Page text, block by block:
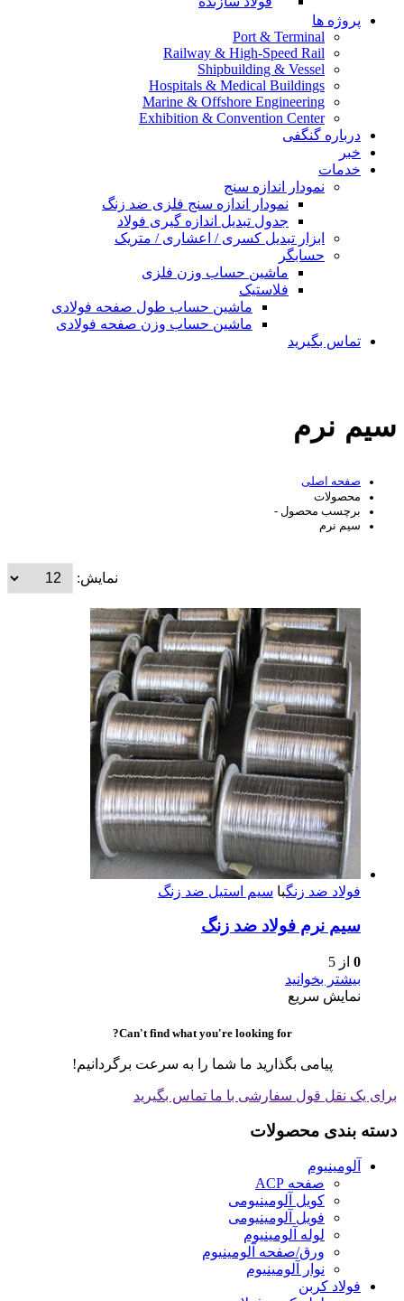
پروژه ها
Port & Terminal
Railway & High-Speed Rail
Shipbuilding & Vessel
Hospitals & Medical Buildings
Marine & Offshore Engineering
Exhibition & Convention Center
درباره گنگفی
خبر
خدمات
نمودار اندازه سنج
نمودار اندازه سنج فلزی ضد زنگ
جدول تبدیل اندازه گیری فولاد
ابزار تبدیل کسری / اعشاری / متریک
حسابگر
ماشین حساب وزن فلزی
فلاستیک
ماشین حساب طول صفحه فولادی
ماشین حساب وزن صفحه فولادی
تماس بگیرید
سیم نرم
صفحه اصلی
محصولات
برچسب محصول -
سیم نرم
نمایش:
فولاد ضد زنگبا سیم استیل ضد زنگ
سیم نرم فولاد ضد زنگ
0 از 5
بیشتر بخوانید
نمایش سریع
Can't find what you're looking for?
پیامی بگذارید ما شما را به سرعت برگردانیم!
برای یک نقل قول سفارشی با ما تماس بگیرید
دسته بندی محصولات
آلومینیوم
صفحه ACP
کویل آلومینیومی
فویل آلومینیومی
لوله آلومینیوم
ورق/صفحه آلومینیوم
نوار آلومینیوم
فولاد کربن